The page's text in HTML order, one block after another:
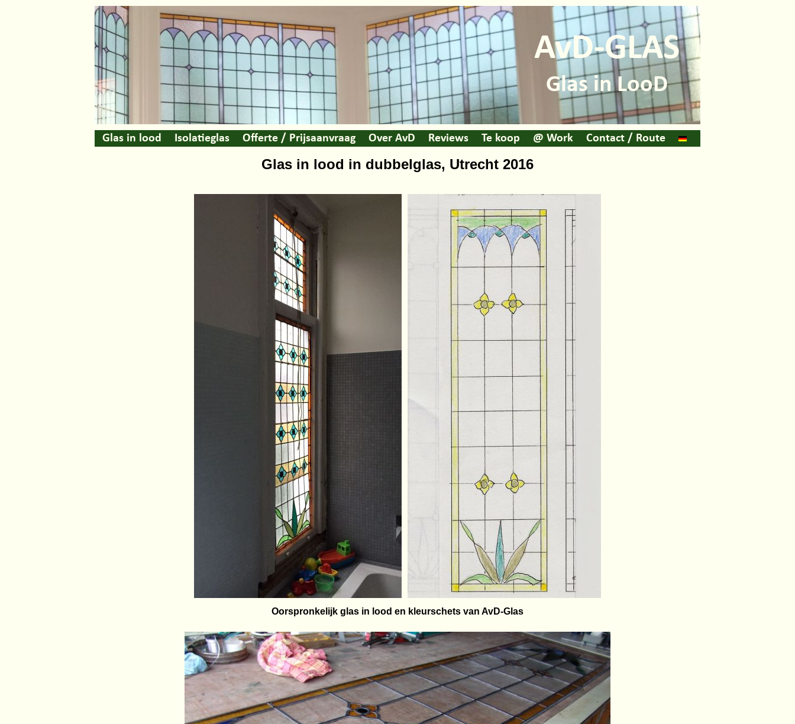
AvD-GLAS
Glas in LooD
Glas in lood Isolatieglas Offerte / Prijsaanvraag Over AvD Reviews Te koop @ Work Contact / Route
Glas in lood in dubbelglas, Utrecht 2016
Oorspronkelijk glas in lood en kleurschets van AvD-Glas